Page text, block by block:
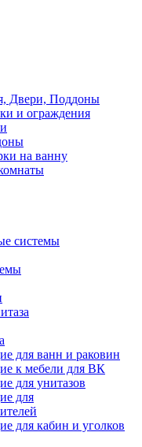
Двери, Поддоны
и ограждения
на ванну
системы
для ванн и раковин
к мебели для ВК
для унитазов
для
для кабин и уголков